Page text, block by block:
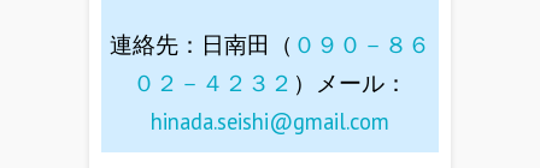
連絡先：日南田（ ０９０－８６
０２－４２３２ ）メール：
hinada.seishi@gmail.com